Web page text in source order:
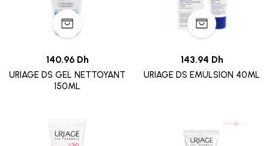
140.96 Dh
URIAGE DS GEL NETTOYANT
150ML
143.94 Dh
URIAGE DS EMULSION 40ML